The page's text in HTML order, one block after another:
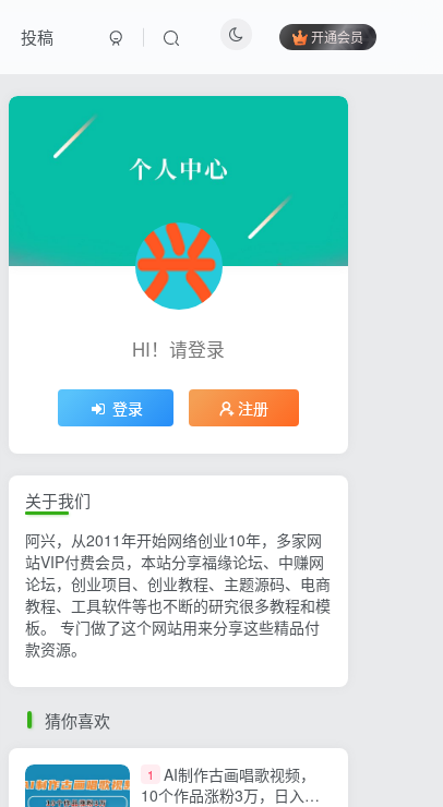
投稿 开通会员
HI！请登录
登录 注册
关于我们
阿兴，从2011年开始网络创业10年，多家网
站VIP付费会员，本站分享福缘论坛、中赚网
论坛，创业项目、创业教程、主题源码、电商
教程、工具软件等也不断的研究很多教程和模
板。 专门做了这个网站用来分享这些精品付
款资源。
猜你喜欢
1
AI制作古画唱歌视频，
10个作品涨粉3万，日入